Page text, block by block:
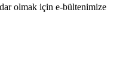
olmak için e-bültenimize